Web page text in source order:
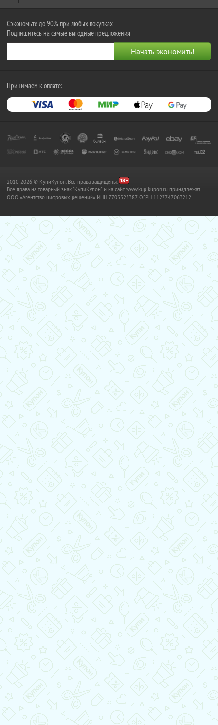
Сэкономьте до 90% при любых покупках
Подпишитесь на самые выгодные предложения
Принимаем к оплате:
2010-2026 © КупиКупон. Все права защищены.
Все права на товарный знак "КупиКупон" и на сайт www.kupikupon.ru принадлежат
OOO «Агентство цифровых решений» ИНН 7705523387, ОГРН 1127747063212